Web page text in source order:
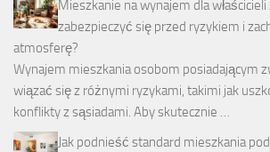
Mieszkanie na wynajem dla
zabezpieczyć się przed ryzykiem i
atmosferę?
Wynajem mieszkania osobom posiadającym
wiązać się z różnymi ryzykami, takimi jak
konflikty z sąsiadami. Aby skutecznie …
Jak podnieść standard mieszkania